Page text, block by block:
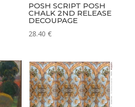
POSH SCRIPT POSH
CHALK 2ND RELEASE
DECOUPAGE
28.40€